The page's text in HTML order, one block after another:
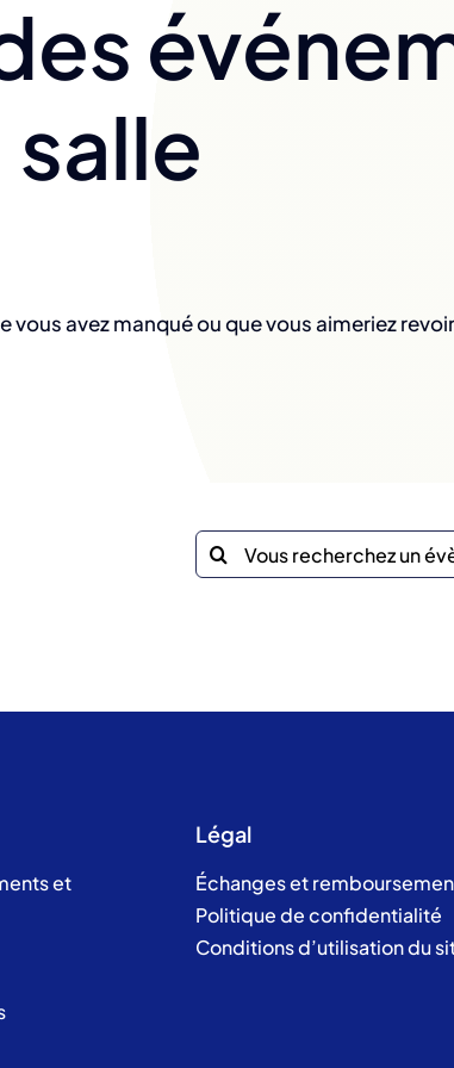
salle
vous avez manqué ou que vous aimeriez
Recherche
sur
et
Légal
Échanges et
Politique de confidentialité
Conditions d’utilisation du